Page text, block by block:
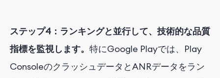
ステップ4：ランキングと並行して、技術的な品質
指標を監視します。 特にGoogle Playでは、Play
ConsoleのクラッシュデータとANRデータをラン